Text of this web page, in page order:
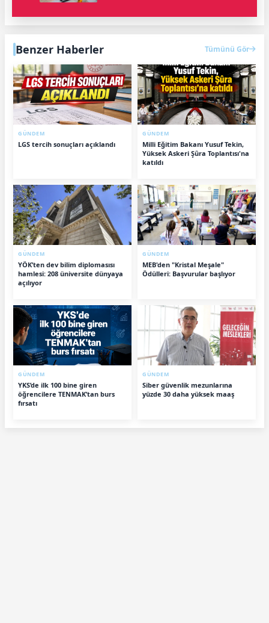
Benzer Haberler Tümünü Gör
GÜNDEM
LGS tercih sonuçları açıklandı
GÜNDEM
Milli Eğitim Bakanı Yusuf Tekin,
Yüksek Askeri Şûra Toplantısı'na
katıldı
GÜNDEM
YÖK’ten dev bilim diplomasısı
hamlesi: 208 üniversite dünyaya
açılıyor
GÜNDEM
MEB'den "Kristal Meşale"
Ödülleri: Başvurular başlıyor
GÜNDEM
YKS’de ilk 100 bine giren
öğrencilere TENMAK’tan burs
fırsatı
GÜNDEM
Siber güvenlik mezunlarına
yüzde 30 daha yüksek maaş